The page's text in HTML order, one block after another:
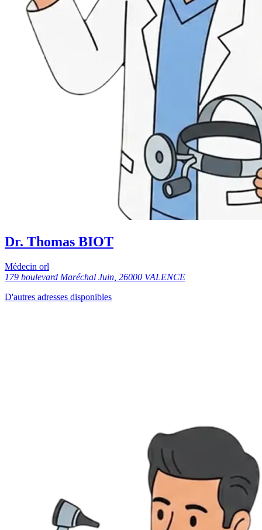
Dr. Thomas BIOT
Médecin orl
179 boulevard Maréchal Juin, 26000 VALENCE
D'autres adresses disponibles